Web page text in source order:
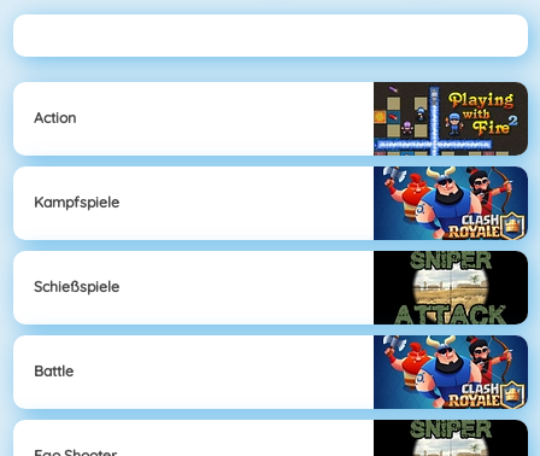
Action
Kampfspiele
Schießspiele
Battle